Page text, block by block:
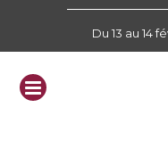
Du 13 au 14